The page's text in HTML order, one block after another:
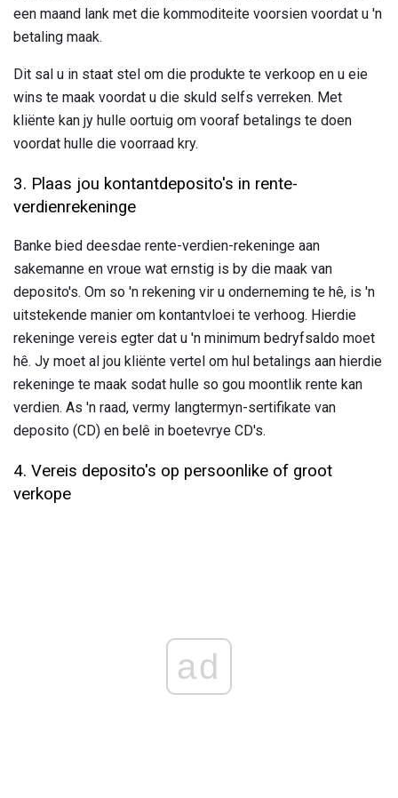
een maand lank met die kommoditeite voorsien voordat u 'n
betaling maak.
Dit sal u in staat stel om die produkte te verkoop en u eie
wins te maak voordat u die skuld selfs verreken. Met
kliënte kan jy hulle oortuig om vooraf betalings te doen
voordat hulle die voorraad kry.
3. Plaas jou kontantdeposito's in rente-
verdienrekeninge
Banke bied deesdae rente-verdien-rekeninge aan
sakemanne en vroue wat ernstig is by die maak van
deposito's. Om so 'n rekening vir u onderneming te hê, is 'n
uitstekende manier om kontantvloei te verhoog. Hierdie
rekeninge vereis egter dat u 'n minimum bedryfsaldo moet
hê. Jy moet al jou kliënte vertel om hul betalings aan hierdie
rekeninge te maak sodat hulle so gou moontlik rente kan
verdien. As 'n raad, vermy langtermyn-sertifikate van
deposito (CD) en belê in boetevrye CD's.
4. Vereis deposito's op persoonlike of groot
verkope
ad